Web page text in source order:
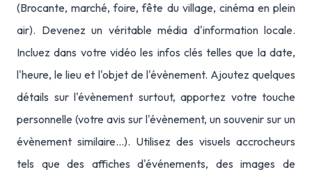
(Brocante, marché, foire, fête du village, cinéma en plein
air). Devenez un véritable média d'information locale.
Incluez dans votre vidéo les infos clés telles que la date,
l'heure, le lieu et l'objet de l'évènement. Ajoutez quelques
détails sur l'évènement surtout, apportez votre touche
personnelle (votre avis sur l'évènement, un souvenir sur un
évènement similaire...). Utilisez des visuels accrocheurs
tels que des affiches d'événements, des images de